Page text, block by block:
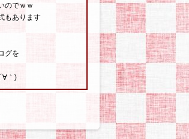
のでｗｗ
もあります
グを
｀)